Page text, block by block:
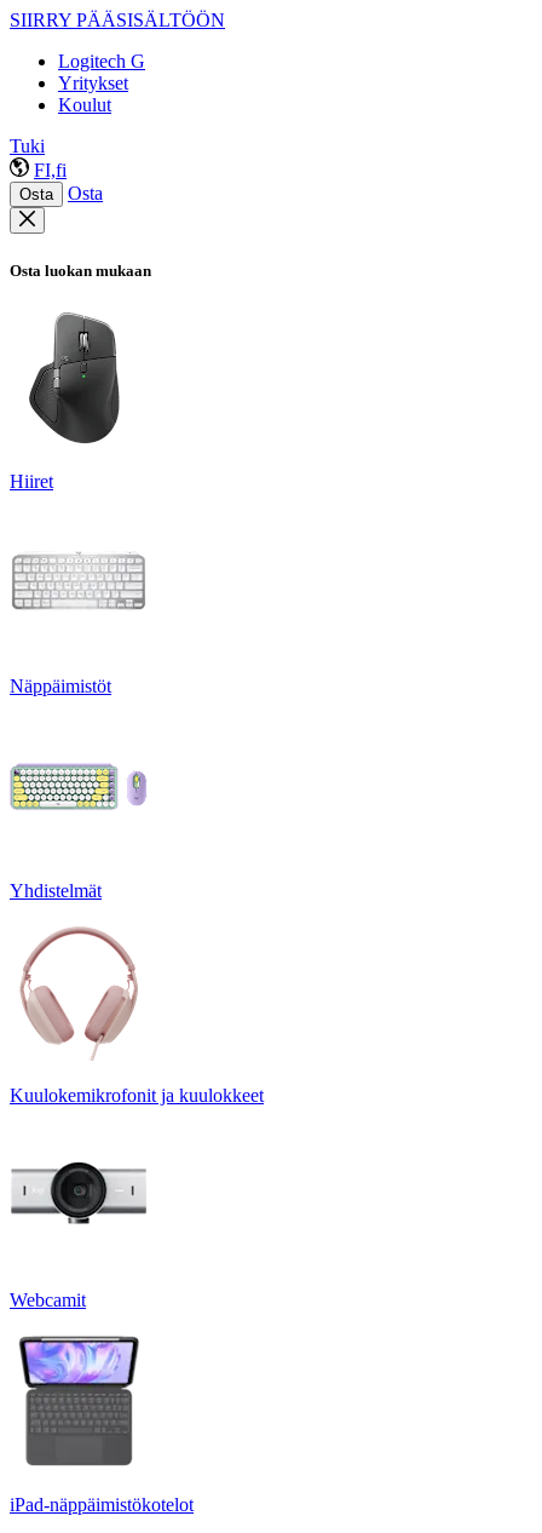
SIIRRY PÄÄSISÄLTÖÖN
Logitech G
Yritykset
Koulut
Tuki
FI,fi
Osta Osta
Osta luokan mukaan
Hiiret
Näppäimistöt
Yhdistelmät
Kuulokemikrofonit ja kuulokkeet
Webcamit
iPad-näppäimistökotelot